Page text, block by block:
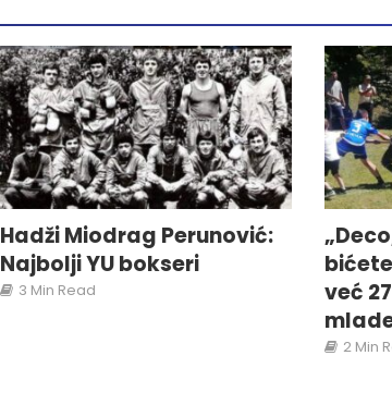
Hadži Miodrag Perunović:
Najbolji YU bokseri
3 Min Read
već
2 Min